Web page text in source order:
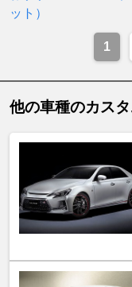
ット）
1
他の車種のカス